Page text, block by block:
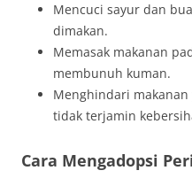
Mencuci sayur dan
dimakan.
Memasak makanan
membunuh kuman.
Menghindari
tidak terjamin
Cara Mengadopsi